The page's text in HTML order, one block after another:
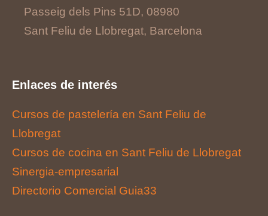
Passeig dels Pins 51D, 08980
Sant Feliu de Llobregat, Barcelona
Enlaces de interés
Cursos de pastelería en Sant Feliu de
Llobregat
Cursos de cocina en Sant Feliu de Llobregat
Sinergia-empresarial
Directorio Comercial Guia33